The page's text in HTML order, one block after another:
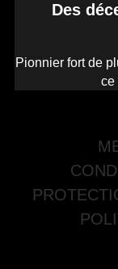
Des
Pionnier fort de
ce